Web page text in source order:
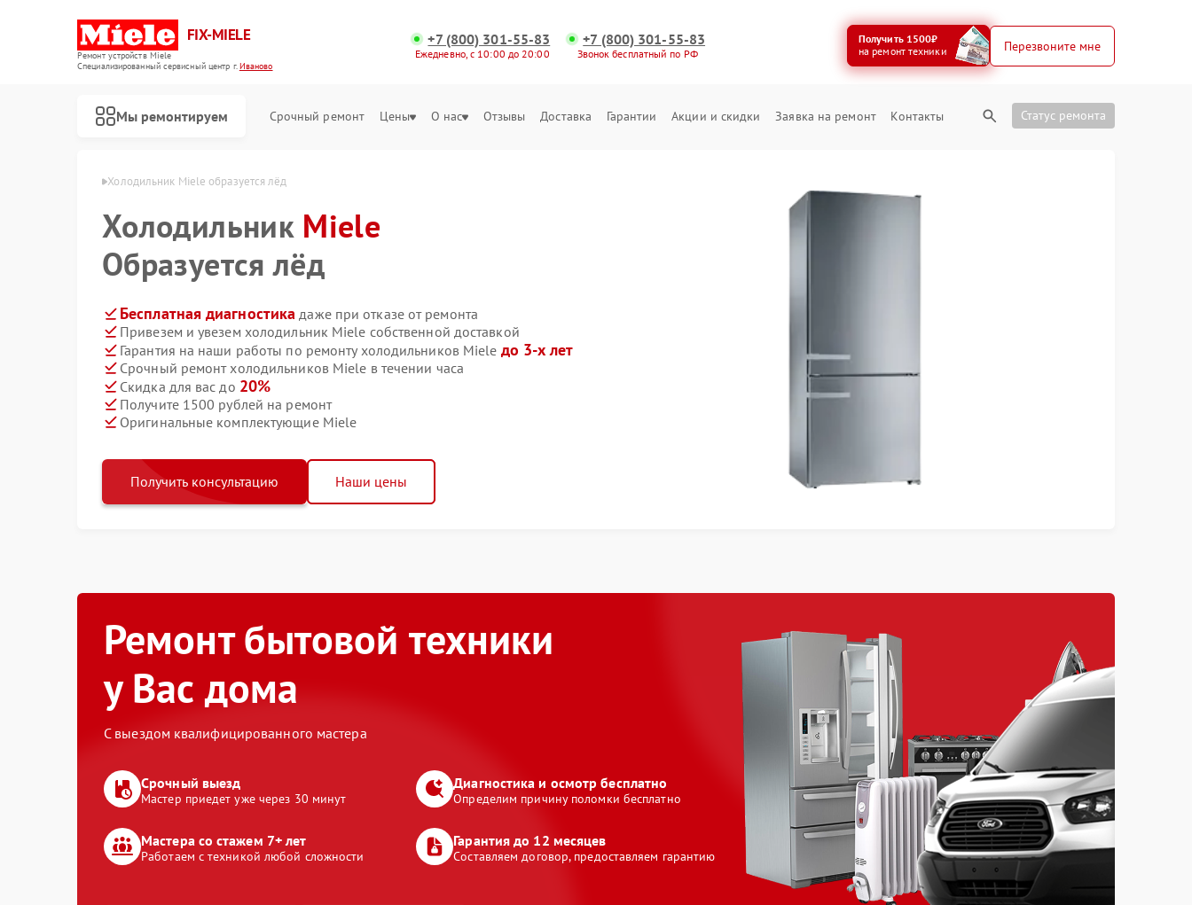
FIX-MIELE
Ремонт устройств Miele
Специализированный cервисный центр г.Иваново
+7 (800) 301-55-83
Ежедневно, с 10:00 до 20:00
+7 (800) 301-55-83
Звонок бесплатный по РФ
Получить 1500₽
на ремонт техники
Перезвоните мне
Мы ремонтируем Срочный ремонт Цены О нас Отзывы Доставка Гарантии Акции и скидки Заявка на ремонт Контакты Статус ремонта
Miele в Иванове Холодильник Miele образуется лёд
Холодильник Miele
Образуется лёд
Бесплатная диагностика даже при отказе от ремонта
Привезем и увезем холодильник Miele собственной доставкой
Гарантия на наши работы по ремонту холодильников Miele до 3-х лет
Срочный ремонт холодильников Miele в течении часа
Скидка для вас до 20%
Получите 1500 рублей на ремонт
Оригинальные комплектующие Miele
Получить консультацию Наши цены
Ремонт бытовой техники
у Вас дома
С выездом квалифицированного мастера
Срочный выезд
Мастер приедет уже через 30 минут
Диагностика и осмотр бесплатно
Определим причину поломки бесплатно
Мастера со стажем 7+ лет
Работаем с техникой любой сложности
Гарантия до 12 месяцев
Составляем договор, предоставляем гарантию